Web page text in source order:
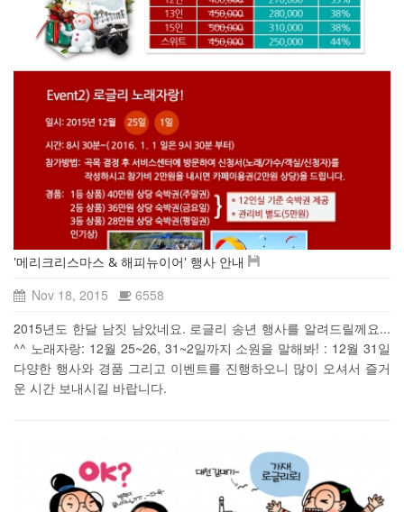
'메리크리스마스 & 해피뉴이어' 행사 안내
Nov 18, 2015
6558
2015년도 한달 남짓 남았네요. 로글리 송년 행사를 알려드릴께요...
^^ 노래자랑: 12월 25~26, 31~2일까지 소원을 말해봐! : 12월 31일
다양한 행사와 경품 그리고 이벤트를 진행하오니 많이 오셔서 즐거
운 시간 보내시길 바랍니다.